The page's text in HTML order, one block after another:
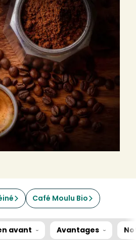
sur cette page pourquoi le
est essentiel pour savourer
nos cafés moulus des
Italie et Allemagne,
Coffee, d'Origines
Kaffee, et bien d’autres.
votre prochain torréfacteur
allemand ou français.
Café Moulu Bio
avant Avantages